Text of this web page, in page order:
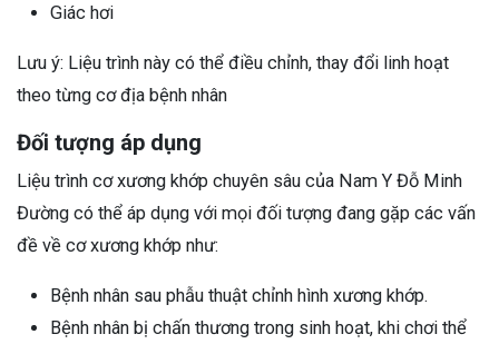
Giác hơi
Lưu ý: Liệu trình này có thể điều chỉnh, thay đổi linh hoạt
theo từng cơ địa bệnh nhân
Đối tượng áp dụng
Liệu trình cơ xương khớp chuyên sâu của Nam Y Đỗ Minh
Đường có thể áp dụng với mọi đối tượng đang gặp các vấn
đề về cơ xương khớp như:
Bệnh nhân sau phẫu thuật chỉnh hình xương khớp.
Bệnh nhân bị chấn thương trong sinh hoạt, khi chơi thể